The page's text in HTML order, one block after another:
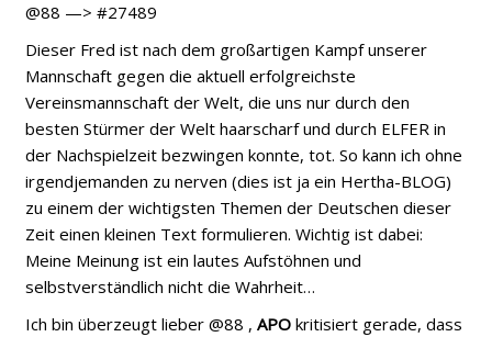
@88 —> #27489
Dieser Fred ist nach dem großartigen Kampf unserer
Mannschaft gegen die aktuell erfolgreichste
Vereinsmannschaft der Welt, die uns nur durch den
besten Stürmer der Welt haarscharf und durch ELFER in
der Nachspielzeit bezwingen konnte, tot. So kann ich ohne
irgendjemanden zu nerven (dies ist ja ein Hertha-BLOG)
zu einem der wichtigsten Themen der Deutschen dieser
Zeit einen kleinen Text formulieren. Wichtig ist dabei:
Meine Meinung ist ein lautes Aufstöhnen und
selbstverständlich nicht die Wahrheit…
Ich bin überzeugt lieber @88 ,APO kritisiert gerade, dass